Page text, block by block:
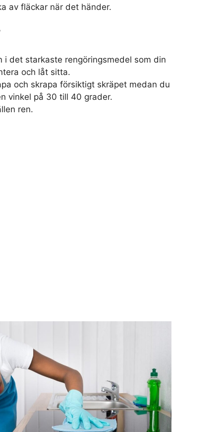
av fläckar när det händer.
i det starkaste rengöringsmedel som din
och låt sitta.
och skrapa försiktigt skräpet medan du
vinkel på 30 till 40 grader.
ren.